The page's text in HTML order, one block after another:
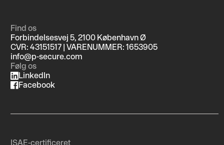
Find os
Forbindelsesvej 5, 2100 København Ø
CVR: 43151517 | VARENUMMER: 1653905
info@p-secure.com
Følg os
LinkedIn
Facebook
ISAE-certificeret